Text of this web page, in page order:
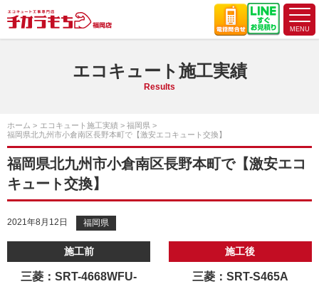
エコキュート施工実績
Results
ホーム エコキュート施工実績
福岡県
福岡県北九州市小倉南区長野本町で【激安エコキュート交換】
福岡県北九州市小倉南区長野本町で【激安エコ
キュート交換】
2021年8月12日 福岡県
施工前
三菱：SRT-4668WFU-
施工後
三菱：SRT-S465A